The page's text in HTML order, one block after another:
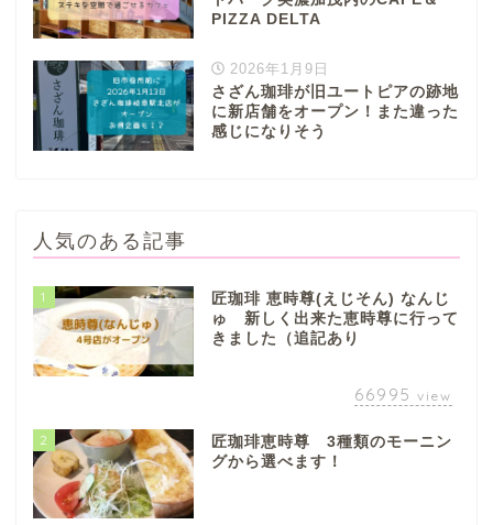
PIZZA DELTA
2026年1月9日
さざん珈琲が旧ユートピアの跡地
に新店舗をオープン！また違った
感じになりそう
人気のある記事
1
匠珈琲 恵時尊(えじそん) なんじ
ゅ 新しく出来た恵時尊に行って
きました（追記あり
66995 view
2
匠珈琲恵時尊 3種類のモーニン
グから選べます！